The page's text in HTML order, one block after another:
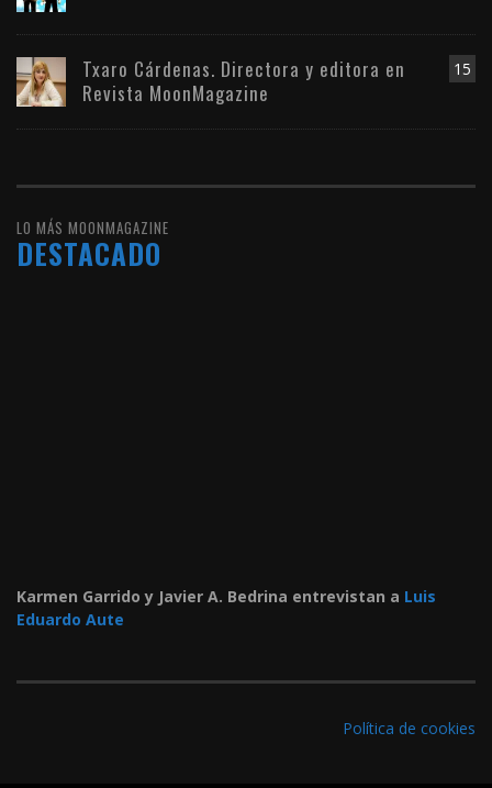
15
Txaro Cárdenas. Directora y editora en
Revista MoonMagazine
LO MÁS MOONMAGAZINE
DESTACADO
Karmen Garrido y Javier A. Bedrina entrevistan a Luis
Eduardo Aute
Política de cookies